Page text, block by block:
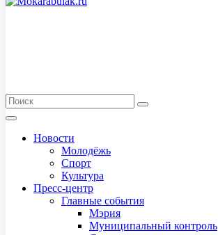
Новости
Молодёжь
Спорт
Культура
Пресс-центр
Главные события
Мэрия
Муниципальный контроль